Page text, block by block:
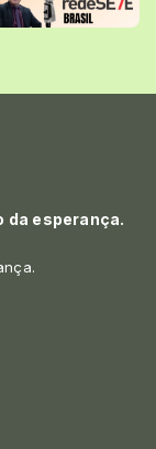
da esperança.